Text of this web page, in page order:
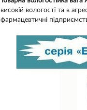
високій вологості та в
фармацевтичні